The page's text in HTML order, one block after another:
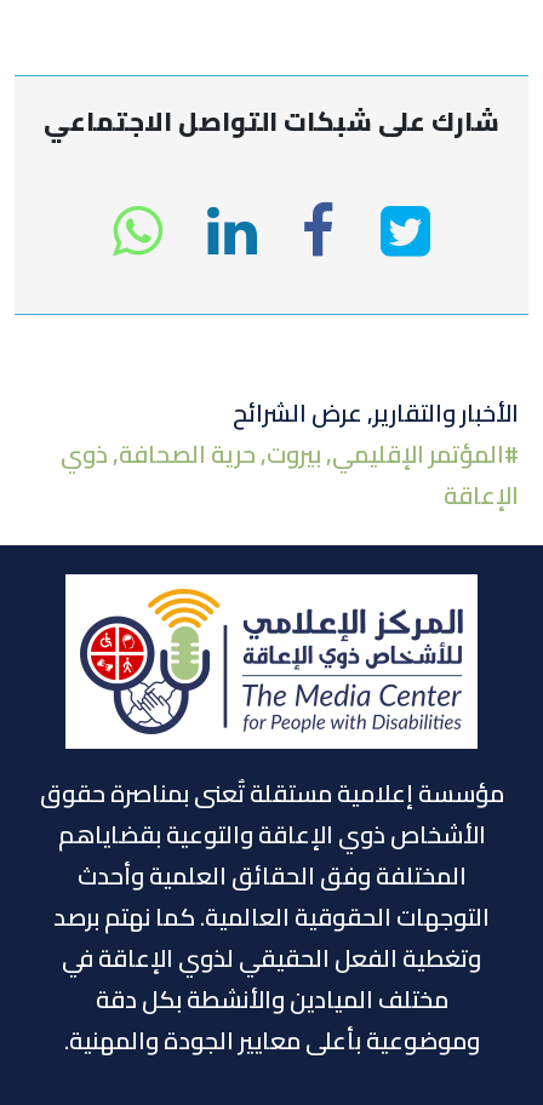
شارك على شبكات التواصل الاجتماعي
انشر
على
تويتر
انشر
في
الفيسبوك
انشر
على
إن
الأخبار والتقارير,عرض الشرائح
#المؤتمر الإقليمي,بيروت,حرية الصحافة,ذوي
الإعاقة
مؤسسة إعلامية مستقلة تٌعنى بمناصرة حقوق
الأشخاص ذوي الإعاقة والتوعية بقضاياهم
المختلفة وفق الحقائق العلمية وأحدث
التوجهات الحقوقية العالمية. كما نهتم برصد
وتغطية الفعل الحقيقي لذوي الإعاقة في
مختلف الميادين والأنشطة بكل دقة
وموضوعية بأعلى معايير الجودة والمهنية.